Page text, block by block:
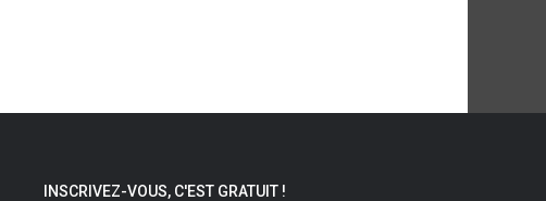
INSCRIVEZ-VOUS, C'EST GRATUIT !